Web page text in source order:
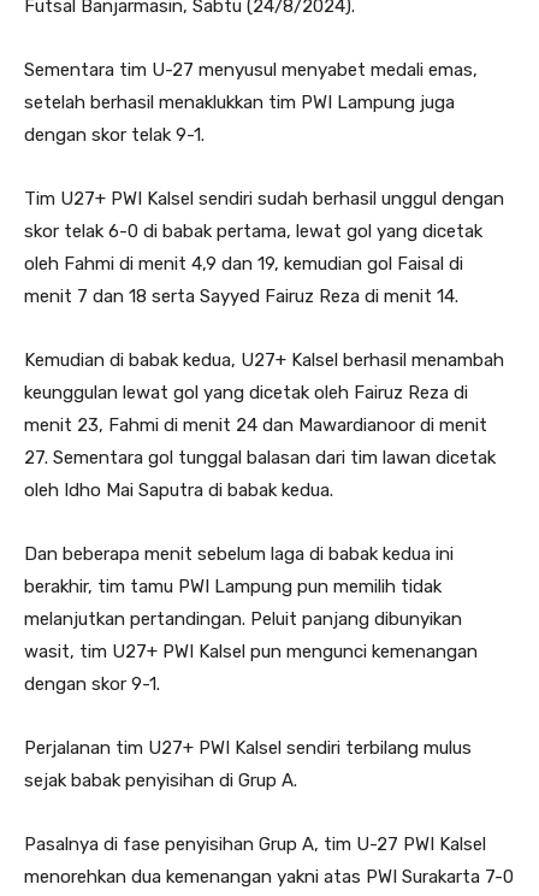
Futsal Banjarmasin, Sabtu (24/8/2024).
Sementara tim U-27 menyusul menyabet medali emas,
setelah berhasil menaklukkan tim PWI Lampung juga
dengan skor telak 9-1.
Tim U27+ PWI Kalsel sendiri sudah berhasil unggul dengan
skor telak 6-0 di babak pertama, lewat gol yang dicetak
oleh Fahmi di menit 4,9 dan 19, kemudian gol Faisal di
menit 7 dan 18 serta Sayyed Fairuz Reza di menit 14.
Kemudian di babak kedua, U27+ Kalsel berhasil menambah
keunggulan lewat gol yang dicetak oleh Fairuz Reza di
menit 23, Fahmi di menit 24 dan Mawardianoor di menit
27. Sementara gol tunggal balasan dari tim lawan dicetak
oleh Idho Mai Saputra di babak kedua.
Dan beberapa menit sebelum laga di babak kedua ini
berakhir, tim tamu PWI Lampung pun memilih tidak
melanjutkan pertandingan. Peluit panjang dibunyikan
wasit, tim U27+ PWI Kalsel pun mengunci kemenangan
dengan skor 9-1.
Perjalanan tim U27+ PWI Kalsel sendiri terbilang mulus
sejak babak penyisihan di Grup A.
Pasalnya di fase penyisihan Grup A, tim U-27 PWI Kalsel
menorehkan dua kemenangan yakni atas PWI Surakarta 7-0